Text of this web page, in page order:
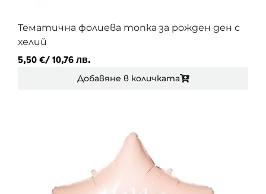
Тематична фолиева топка за рожден ден с
хелий
5,50 €/ 10,76 лв.
Добавяне в количката